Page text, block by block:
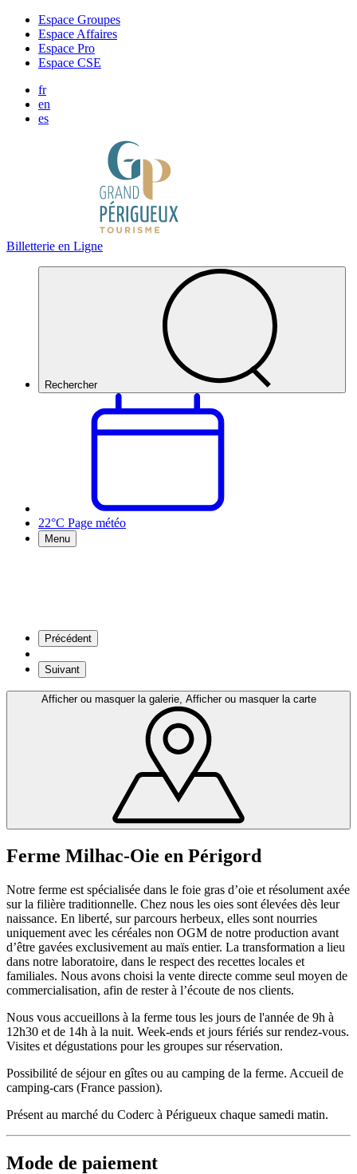
Espace Groupes
Espace Affaires
Espace Pro
Espace CSE
fr
en
es
Billetterie en Ligne
Rechercher
22°C Page météo
Menu
Précédent
Suivant
Afficher ou masquer la galerie, Afficher ou masquer la carte
Ferme Milhac-Oie en Périgord
Notre ferme est spécialisée dans le foie gras d’oie et résolument axée
sur la filière traditionnelle. Chez nous les oies sont élevées dès leur
naissance. En liberté, sur parcours herbeux, elles sont nourries
uniquement avec les céréales non OGM de notre production avant
d’être gavées exclusivement au maïs entier. La transformation a lieu
dans notre laboratoire, dans le respect des recettes locales et
familiales. Nous avons choisi la vente directe comme seul moyen de
commercialisation, afin de rester à l’écoute de nos clients.
Nous vous accueillons à la ferme tous les jours de l'année de 9h à
12h30 et de 14h à la nuit. Week-ends et jours fériés sur rendez-vous.
Visites et dégustations pour les groupes sur réservation.
Possibilité de séjour en gîtes ou au camping de la ferme. Accueil de
camping-cars (France passion).
Présent au marché du Coderc à Périgueux chaque samedi matin.
Mode de paiement